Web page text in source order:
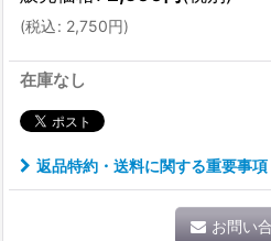
(税込: 2,750円)
在庫なし
返品特約・送料に関する重要事項
お問い